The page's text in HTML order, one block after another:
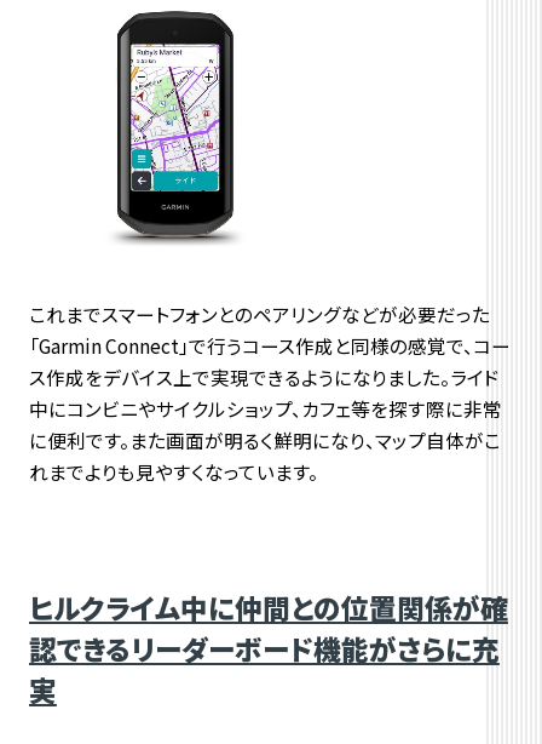
これまでスマートフォンとのペアリングなどが必要だった
「Garmin Connect」で行うコース作成と同様の感覚で、コー
ス作成をデバイス上で実現できるようになりました。ライド
中にコンビニやサイクルショップ、カフェ等を探す際に非常
に便利です。また画面が明るく鮮明になり、マップ自体がこ
れまでよりも見やすくなっています。
ヒルクライム中に仲間との位置関係が確
認できるリーダーボード機能がさらに充
実